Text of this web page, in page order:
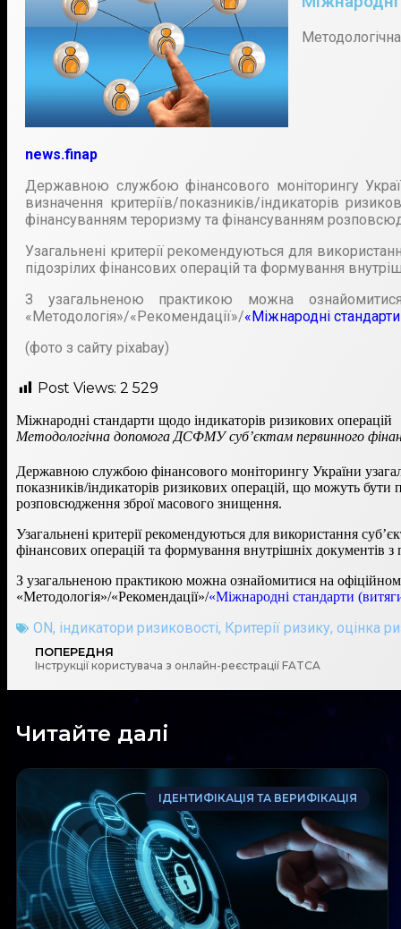
news.finap
Державною службою фінансового моніторингу
визначення критеріїв/показників/індикаторів
фінансуванням тероризму та фінансуванням
Узагальнені критерії рекомендуються для
підозрілих фінансових операцій та формування
З узагальненою практикою можна
«Методологія»/«Рекомендації»/«Міжнародні
(фото з сайту pixabay)
Post Views: 2 529
Міжнародні стандарти щодо індикаторів ризикових операцій
Методологічна допомога ДСФМУ суб’єктам первинного
Державною службою фінансового моніторингу України
показників/індикаторів ризикових операцій, що можуть
розповсюдження зброї масового знищення.
Узагальнені критерії рекомендуються для використання
фінансових операцій та формування внутрішніх документів з
З узагальненою практикою можна ознайомитися на
«Методологія»/«Рекомендації»/«Міжнародні стандарти
ON, індикатори ризиковості, Критерії ризику, оцінка
ПОПЕРЕДНЯ
Інструкції користувача з онлайн-реєстрації FATCA
Читайте далі
ІДЕНТИФІКАЦІЯ ТА ВЕРИФІКАЦІЯ